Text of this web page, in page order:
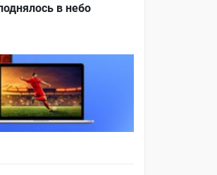
в небо